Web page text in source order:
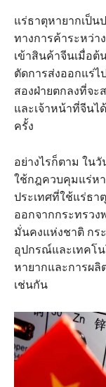
แร่ธาตุหายากเป็
ทางการค้าระหว่
เข้าสินค้าจีนเมื่อ
ตัดการส่งออกแร่ไ
สองฝ่ายตกลงที่จ
และเจ้าหน้าที่จีนไ
ครั้ง
อย่างไรก็ตาม ใน
ใช้กฎควบคุมแร่ห
ประเทศที่ใช้แร่ธา
ออกจากกระทรว
มั่นคงแห่งชาติ กร
อุปกรณ์และเทคโ
หายากและการผ
เช่นกัน